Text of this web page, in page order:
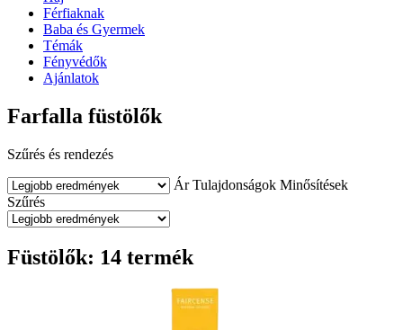
Férfiaknak
Baba és Gyermek
Témák
Fényvédők
Ajánlatok
Farfalla füstölők
Szűrés és rendezés
Ár Tulajdonságok Minősítések
Szűrés
Füstölők: 14 termék